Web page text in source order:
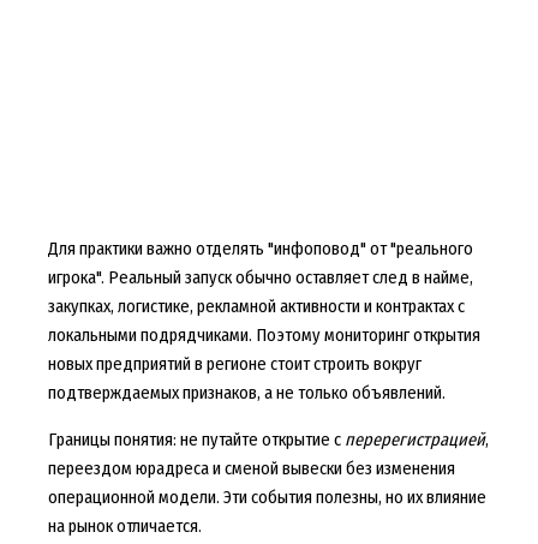
Для практики важно отделять "инфоповод" от "реального
игрока". Реальный запуск обычно оставляет след в найме,
закупках, логистике, рекламной активности и контрактах с
локальными подрядчиками. Поэтому мониторинг открытия
новых предприятий в регионе стоит строить вокруг
подтверждаемых признаков, а не только объявлений.
Границы понятия: не путайте открытие с перерегистрацией,
переездом юрадреса и сменой вывески без изменения
операционной модели. Эти события полезны, но их влияние
на рынок отличается.